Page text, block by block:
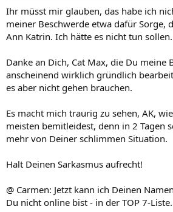
m
Ihr müsst mir glauben, das habe ich
meiner Beschwerde etwa dafür Sorge,
Ann Katrin. Ich hätte es nicht tun sollen.
Danke an Dich, Cat Max, die Du meine
anscheinend wirklich gründlich
es aber nicht gehen brauchen.
Es macht mich traurig zu sehen, AK,
meisten bemitleidest, denn in 2 Tagen
mehr von Deiner schlimmen Situation.
Halt Deinen Sarkasmus aufrecht!
@ Carmen: Jetzt kann ich Deinen
Du nicht online bist - in der TOP 7-